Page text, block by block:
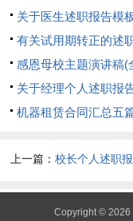
3389字)
关于医生述职报告模
篇(全文共12765字)
有关试用期转正的述
合5篇(全文共7484字)
感恩母校主题演讲稿(
5721字)
关于经理个人述职报
篇(全文共16083字)
机器租赁合同汇总五
上一篇：校长个人述职
Copyright © 2026